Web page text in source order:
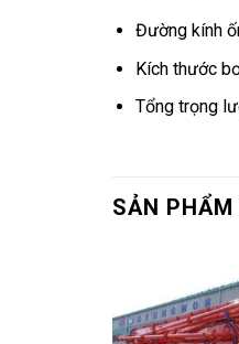
Đường kính
Kích thước
Tổng trọng
SẢN